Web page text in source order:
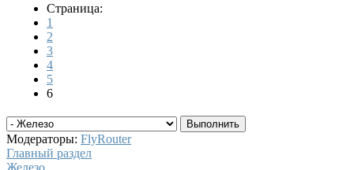
Страница:
1
2
3
4
5
6
Модераторы: FlyRouter
Главный раздел
Железо